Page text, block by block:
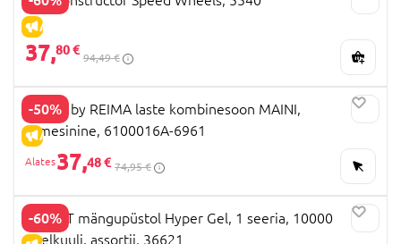
ALLAHINDLUS
37,80 €
94,49 €
-50%
ALLAHINDLUS
TUTTA by REIMA laste kombinesoon MAINI,
tumesinine, 6100016A-6961
37,48 € 74,95 €
-60%
X-SHOT mängupüstol Hyper Gel, 1 seeria, 10000
geelkuuli, assortii, 36621